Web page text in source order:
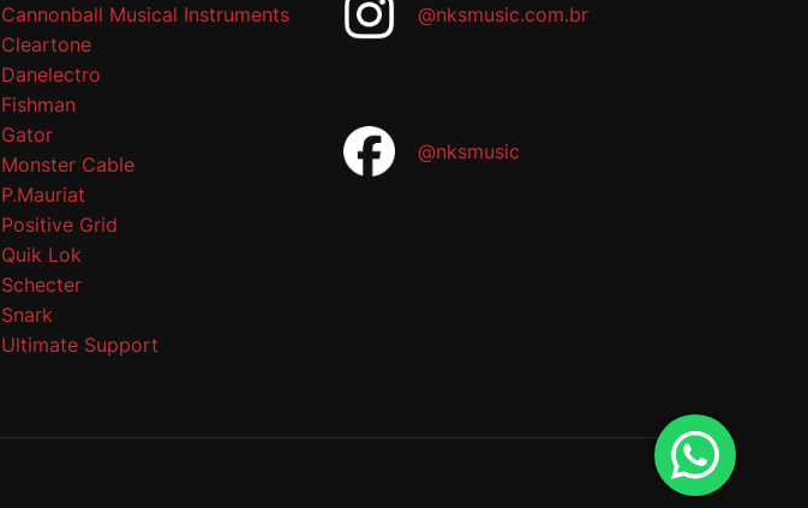
Cannonball Musical Instruments
Cleartone
Danelectro
Fishman
Gator
Monster Cable
P.Mauriat
Positive Grid
Quik Lok
Schecter
Snark
Ultimate Support
@nksmusic.com.br
@nksmusic